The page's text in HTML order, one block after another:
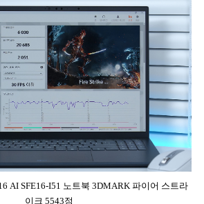
AI SFE16-I51 노트북 3DMARK 파이어 스트라
이크 5543점